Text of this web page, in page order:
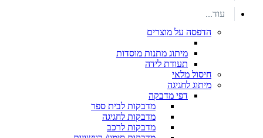
עוד...
הדפסה על מוצרים
מיתוג מתנות מוסדות
תעודת לידה
חיסול מלאי
מיתוג לחגיגה
דפי מדבקה
מדבקות לבית ספר
מדבקות לחגיגה
מדבקות לרכב